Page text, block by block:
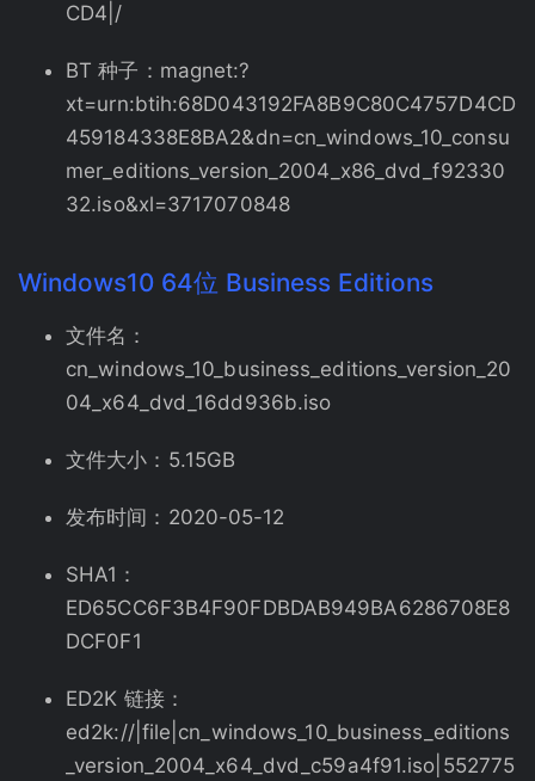
CD4|/
BT 种子：magnet:?
xt=urn:btih:68D043192FA8B9C80C4757D4CD
459184338E8BA2&dn=cn_windows_10_consu
mer_editions_version_2004_x86_dvd_f92330
32.iso&xl=3717070848
Windows10 64位 Business Editions
文件名：
cn_windows_10_business_editions_version_20
04_x64_dvd_16dd936b.iso
文件大小：5.15GB
发布时间：2020-05-12
SHA1：
ED65CC6F3B4F90FDBDAB949BA6286708E8
DCF0F1
ED2K 链接：
ed2k://|file|cn_windows_10_business_editions
_version_2004_x64_dvd_c59a4f91.iso|552775